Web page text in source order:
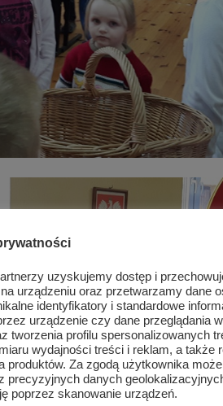
uzyskujemy dostęp i
urządzeniu oraz przetwarzamy dane
identyfikatory i standardowe
urządzenie czy dane przeglądania
tworzenia profilu spersonalizowanych
wydajności treści i reklam, a także
produktów. Za zgodą użytkownika
precyzyjnych danych
poprzez skanowanie urządzeń.